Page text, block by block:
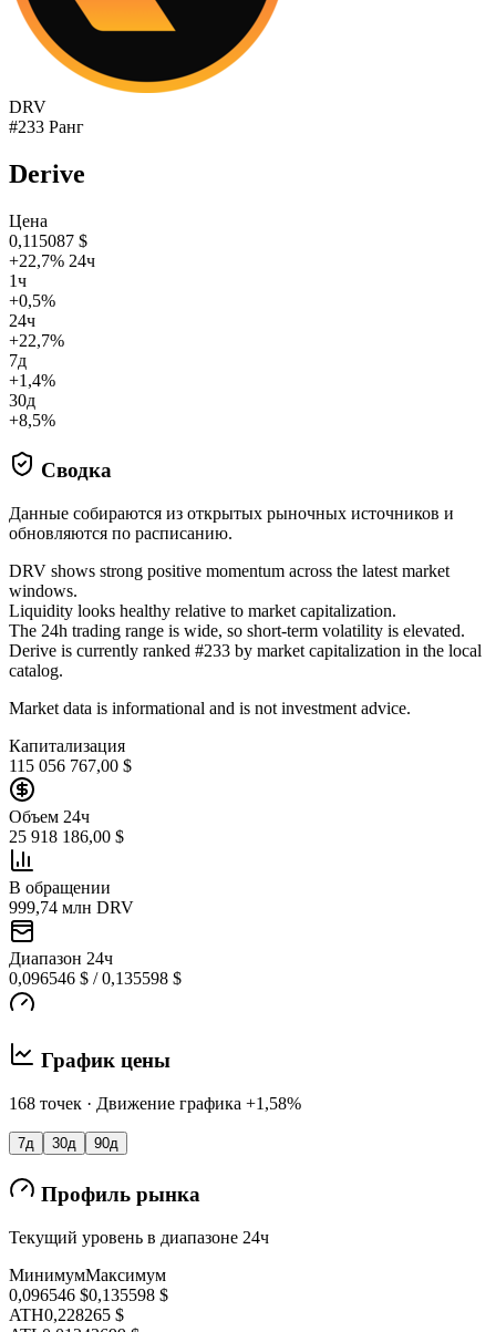
DRV
#233 Ранг
Derive
Цена
0,115087 $
+22,7% 24ч
1ч
+0,5%
24ч
+22,7%
7д
+1,4%
30д
+8,5%
Сводка
Данные собираются из открытых рыночных источников и
обновляются по расписанию.
DRV shows strong positive momentum across the latest market
windows.
Liquidity looks healthy relative to market capitalization.
The 24h trading range is wide, so short-term volatility is elevated.
Derive is currently ranked #233 by market capitalization in the local
catalog.
Market data is informational and is not investment advice.
Капитализация
115 056 767,00 $
Объем 24ч
25 918 186,00 $
В обращении
999,74 млн DRV
Диапазон 24ч
0,096546 $ / 0,135598 $
График цены
168 точек · Движение графика +1,58%
7д 30д 90д
Профиль рынка
Текущий уровень в диапазоне 24ч
МинимумМаксимум
0,096546 $0,135598 $
ATH0,228265 $